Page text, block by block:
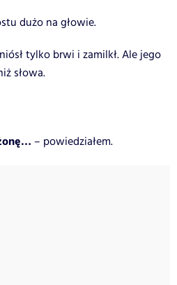
dużo na głowie.
tylko brwi i zamilkł. Ale jego
słowa.
– powiedziałem.